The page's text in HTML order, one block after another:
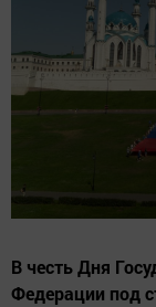
В честь Дня
Федерации под